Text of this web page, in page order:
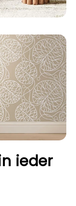
ieder